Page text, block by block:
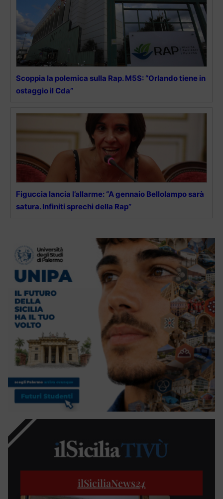
Scoppia la polemica sulla Rap. M5S: “Orlando tiene in
ostaggio il Cda”
Figuccia lancia l’allarme: “A gennaio Bellolampo sarà
satura. Infiniti sprechi della Rap”
ilSiciliaNews24